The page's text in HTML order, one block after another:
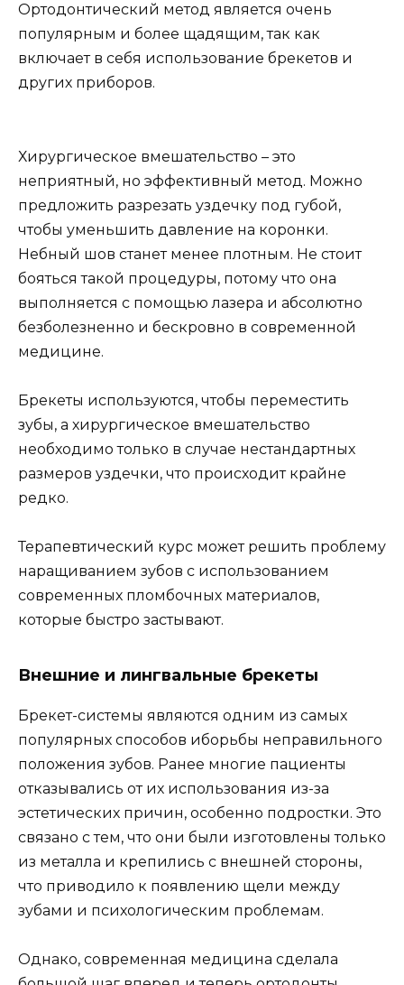
Ортодонтический метод является очень
популярным и более щадящим, так как
включает в себя использование брекетов и
других приборов.
Хирургическое вмешательство – это
неприятный, но эффективный метод. Можно
предложить разрезать уздечку под губой,
чтобы уменьшить давление на коронки.
Небный шов станет менее плотным. Не стоит
бояться такой процедуры, потому что она
выполняется с помощью лазера и абсолютно
безболезненно и бескровно в современной
медицине.
Брекеты используются, чтобы переместить
зубы, а хирургическое вмешательство
необходимо только в случае нестандартных
размеров уздечки, что происходит крайне
редко.
Терапевтический курс может решить проблему
наращиванием зубов с использованием
современных пломбочных материалов,
которые быстро застывают.
Внешние и лингвальные брекеты
Брекет-системы являются одним из самых
популярных способов иборьбы неправильного
положения зубов. Ранее многие пациенты
отказывались от их использования из-за
эстетических причин, особенно подростки. Это
связано с тем, что они были изготовлены только
из металла и крепились с внешней стороны,
что приводило к появлению щели между
зубами и психологическим проблемам.
Однако, современная медицина сделала